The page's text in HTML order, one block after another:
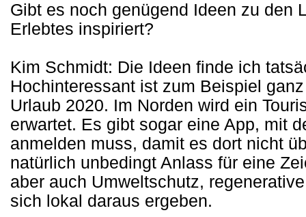
Gibt es noch genügend Ideen zu den
Erlebtes inspiriert?
Kim Schmidt: Die Ideen finde ich
Hochinteressant ist zum Beispiel
Urlaub 2020. Im Norden wird ein
erwartet. Es gibt sogar eine App, mit
anmelden muss, damit es dort nicht
natürlich unbedingt Anlass für eine
aber auch Umweltschutz,
sich lokal daraus ergeben.